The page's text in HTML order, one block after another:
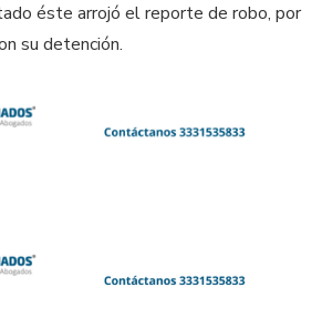
éste arrojó el reporte de robo, por
su detención.